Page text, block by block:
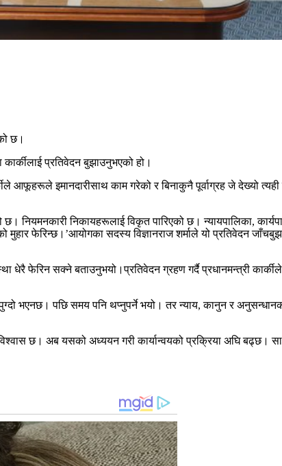
छ।
प्रतिवेदन बुझाउनुभएको हो।
आफूहरूले इमानदारीसाथ काम गरेको र बिनाकुनै पूर्वाग्रह जे देख्यो
नियमनकारी निकायहरूलाई विकृत पारिएको छ। न्यायपालिका,
मुहार फेरिन्छ।’आयोगका सदस्य विज्ञानराज शर्माले यो प्रतिवेदन
धेरै फेरिन सक्ने बताउनुभयो।प्रतिवेदन ग्रहण गर्दै प्रधानमन्त्री
भएनछ। पछि समय पनि थप्नुपर्ने भयो। तर न्याय, कानुन र अनुसन्धानको
छ। अब यसको अध्ययन गरी कार्यान्वयको प्रक्रिया अघि बढ्छ।